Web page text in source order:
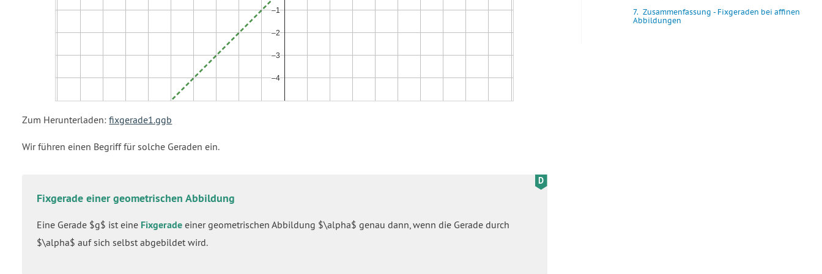
Zum Herunterladen: fixgerade1.ggb
Wir führen einen Begriff für solche Geraden ein.
Fixgerade einer geometrischen Abbildung
Eine Gerade $g$ ist eine Fixgerade einer geometrischen Abbildung $\alpha$ genau dann, wenn die Gerade durch
$\alpha$ auf sich selbst abgebildet wird.
7. Zusammenfassung - Fixgeraden bei affinen
Abbildungen